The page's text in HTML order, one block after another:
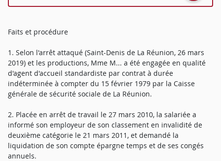
Faits et procédure
1. Selon l'arrêt attaqué (Saint-Denis de La Réunion, 26 mars
2019) et les productions, Mme M... a été engagée en qualité
d'agent d'accueil standardiste par contrat à durée
indéterminée à compter du 15 février 1979 par la Caisse
générale de sécurité sociale de La Réunion.
2. Placée en arrêt de travail le 27 mars 2010, la salariée a
informé son employeur de son classement en invalidité de
deuxième catégorie le 21 mars 2011, et demandé la
liquidation de son compte épargne temps et de ses congés
annuels.